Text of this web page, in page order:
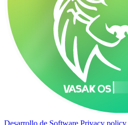
Desarrollo de Software Privacy policy